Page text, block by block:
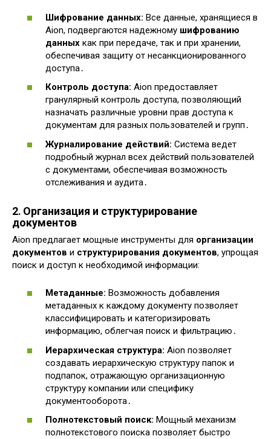
Шифрование данных: Все данные, хранящиеся в
Aion, подвергаются надежному шифрованию
данных как при передаче, так и при хранении,
обеспечивая защиту от несанкционированного
доступа․
Контроль доступа: Aion предоставляет
гранулярный контроль доступа, позволяющий
назначать различные уровни прав доступа к
документам для разных пользователей и групп․
Журналирование действий: Система ведет
подробный журнал всех действий пользователей
с документами, обеспечивая возможность
отслеживания и аудита․
2․ Организация и структурирование
документов
Aion предлагает мощные инструменты для организации
документов и структурирования документов, упрощая
поиск и доступ к необходимой информации:
Метаданные: Возможность добавления
метаданных к каждому документу позволяет
классифицировать и категоризировать
информацию, облегчая поиск и фильтрацию․
Иерархическая структура: Aion позволяет
создавать иерархическую структуру папок и
подпапок, отражающую организационную
структуру компании или специфику
документооборота․
Полнотекстовый поиск: Мощный механизм
полнотекстового поиска позволяет быстро